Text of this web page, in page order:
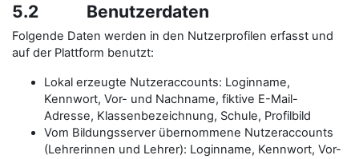
5.2 Benutzerdaten
Folgende Daten werden in den Nutzerprofilen erfasst und
auf der Plattform benutzt:
Lokal erzeugte Nutzeraccounts: Loginname,
Kennwort, Vor- und Nachname, fiktive E-Mail-
Adresse, Klassenbezeichnung, Schule, Profilbild
Vom Bildungsserver übernommene Nutzeraccounts
(Lehrerinnen und Lehrer): Loginname, Kennwort, Vor-